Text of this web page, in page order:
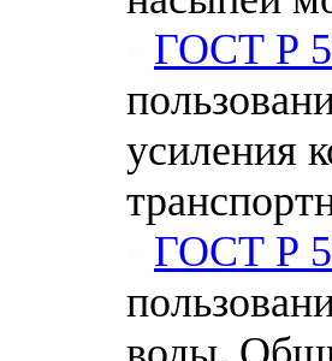
ГОСТ Р
усиления
ГОСТ Р